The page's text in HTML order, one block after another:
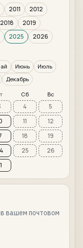
2011
2012
2018
2019
2025
2026
Июнь
Июль
Декабрь
Сб Вс
4
5
11
12
18
19
25
26
вашем почтовом